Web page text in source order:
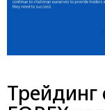
Трейдинг